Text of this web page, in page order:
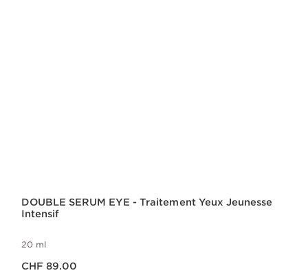
DOUBLE SERUM EYE - Traitement Yeux Jeunesse
Intensif
20 ml
CHF 89.00